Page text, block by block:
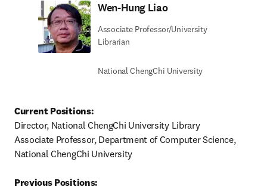
Wen-Hung Liao
Associate Professor/University
Librarian
National ChengChi University
Current Positions:
Director, National ChengChi University Library
Associate Professor, Department of Computer Science,
National ChengChi University
Previous Positions: